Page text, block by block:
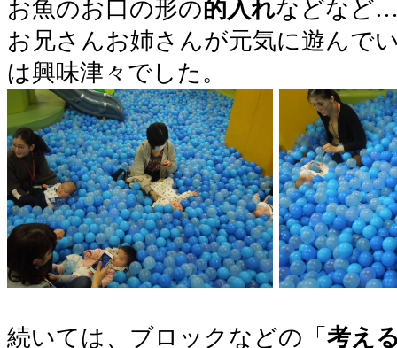
お魚のお口の形の的入れなどなど
お兄さんお姉さんが元気に遊んで
は興味津々でした。
続いては、ブロックなどの「 考え